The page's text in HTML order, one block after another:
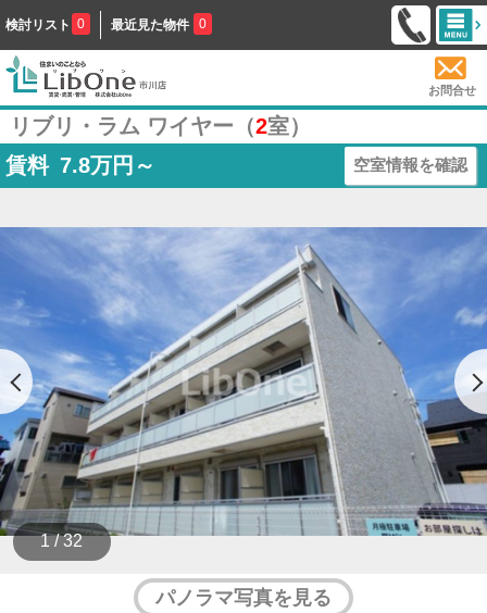
検討リスト 0 最近見た物件 0
お問合せ
リブリ・ラム ワイヤー（2室）
賃料 7.8万円～ 空室情報を確認
1 / 32
パノラマ写真を見る